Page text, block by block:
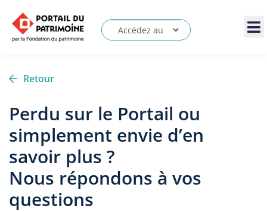
Retour
Perdu sur le Portail ou
simplement envie d’en
savoir plus ?
Nous répondons à vos
questions